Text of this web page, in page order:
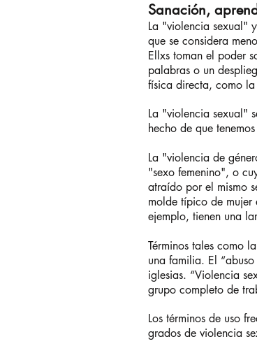
Sanación,
La "violencia sexual"
que se considera
Ellxs toman el poder
palabras o un
física directa, como
La "violencia sexual"
hecho de que
La "violencia de
"sexo femenino", o
atraído por el mismo
molde típico de mujer
ejemplo, tienen una
Términos tales como
una familia. El
iglesias. “Violencia
grupo completo de
Los términos de uso
grados de violencia